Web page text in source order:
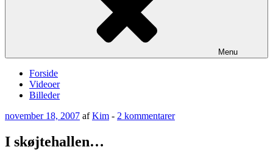
Menu
Forside
Videoer
Billeder
Udgivet
november 18, 2007 afKim - 2 kommentarertil
I skøjtehallen…